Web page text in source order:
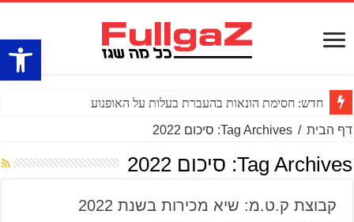
פתח
חדש: חסימת הונאות בהעברת בעלות על האופנוע
דף הבית / Tag Archives: סיכום 2022
Tag Archives: סיכום 2022
קבוצת ק.ט.מ: שיא מכירות בשנת 2022